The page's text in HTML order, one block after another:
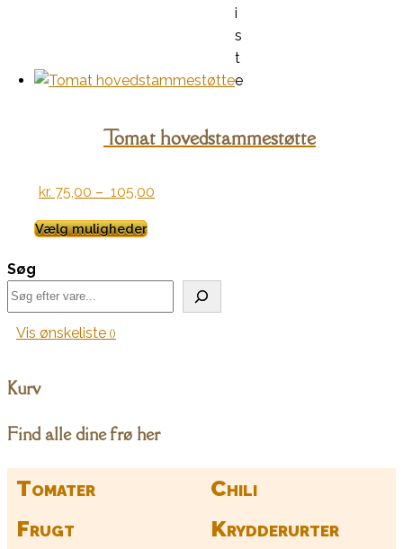
i
s
t
e
Tomat hovedstammestøtte
kr. 75,00 – 105,00
Vælg mulighederDette
varianter.
varesiden
Søg
Vis ønskeliste
Kurv
Find alle dine frø her
Tomater
Chili
Frugt
Krydderurter